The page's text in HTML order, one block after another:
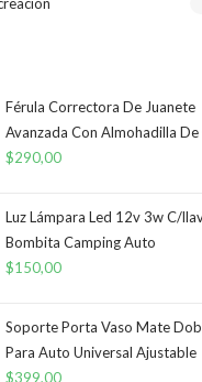
Férula Correctora De Juanete
Avanzada Con Almohadilla De
$290,00
Luz Lámpara Led 12v 3w C/
Bombita Camping Auto
$150,00
Soporte Porta Vaso Mate
Para Auto Universal Ajustable
$399,00